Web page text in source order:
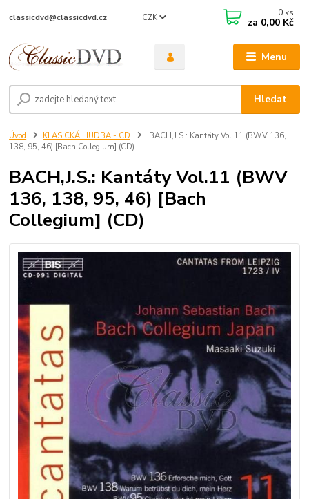
Menu
CZK
Hledat
classicdvd@classicdvd.cz 0 ks
za 0,00 Kč
Úvod KLASICKÁ HUDBA - CD
BACH,J.S.: Kantáty Vol.11 (BWV 136,
138, 95, 46) [Bach Collegium] (CD)
BACH,J.S.: Kantáty Vol.11 (BWV
136, 138, 95, 46) [Bach
Collegium] (CD)